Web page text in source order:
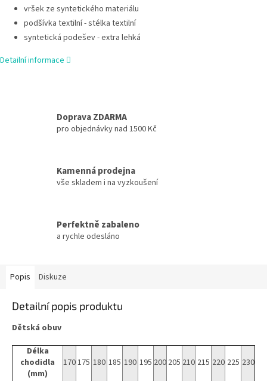
vršek ze syntetického materiálu
podšívka textilní - stélka textilní
syntetická podešev - extra lehká
Detailní informace
Doprava ZDARMA
pro objednávky nad 1500 Kč
Kamenná prodejna
vše skladem i na vyzkoušení
Perfektně zabaleno
a rychle odesláno
Popis Diskuze
Detailní popis produktu
Dětská obuv
Délka
chodidla
(mm)
170175 180 185 190 195 200 205 210 215 220 225 230